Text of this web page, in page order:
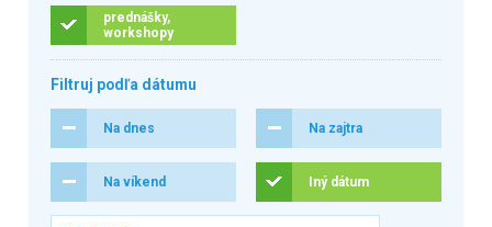
prednášky,
workshopy
Filtruj podľa dátumu
Na dnes Na zajtra
Na víkend Iný dátum